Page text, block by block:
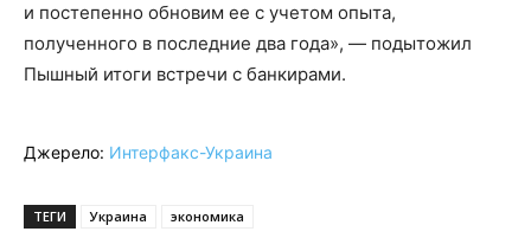
и постепенно обновим ее с учетом опыта,
полученного в последние два года», — подытожил
Пышный итоги встречи с банкирами.
Джерело: Интерфакс-Украина
ТЕГИ Украина экономика